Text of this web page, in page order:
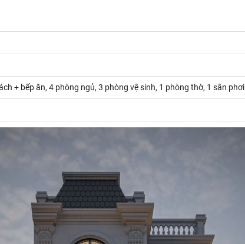
+ bếp ăn, 4 phòng ngủ, 3 phòng vệ sinh, 1 phòng thờ, 1 sân phơi